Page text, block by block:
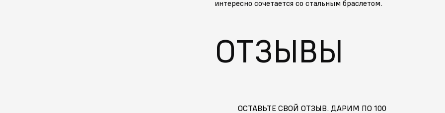
интересно сочетается со стальным браслетом.
ОТЗЫВЫ
ОСТАВЬТЕ СВОЙ ОТЗЫВ. ДАРИМ ПО 100